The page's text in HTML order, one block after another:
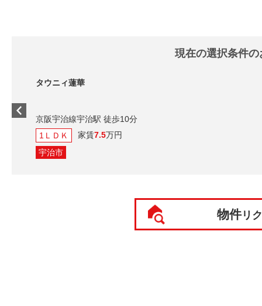
現在の選択条件
タウニィ蓮華
京阪宇治線宇治駅 徒歩10分
1ＬＤＫ
家賃7.5万円
宇治市
物件リ